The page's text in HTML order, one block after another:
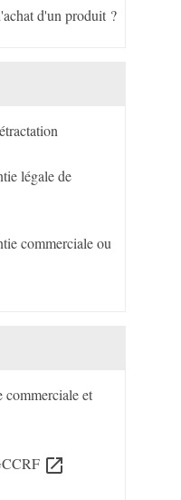
d'un produit ?
légale de
commerciale ou
commerciale et
open_in_new